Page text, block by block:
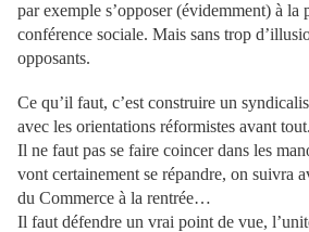
par exemple s’opposer (évidemment) à la
conférence sociale. Mais sans trop
opposants.
Ce qu’il faut, c’est construire un
avec les orientations réformistes avant tout.
Il ne faut pas se faire coincer dans les
vont certainement se répandre, on suivra
du Commerce à la rentrée…
Il faut défendre un vrai point de vue,